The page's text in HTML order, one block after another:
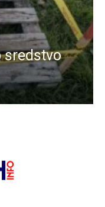
sredstvo